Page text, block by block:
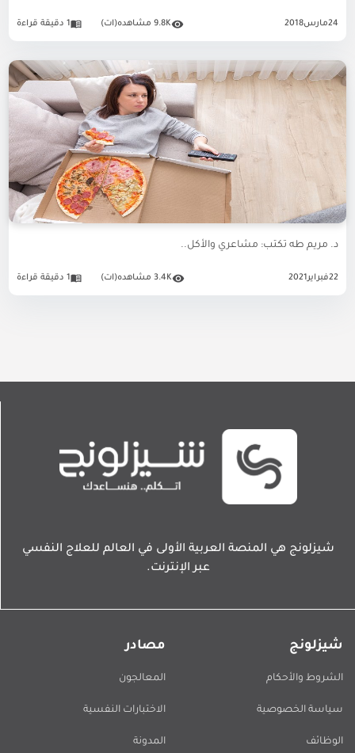
24مارس2018 9.8K مشاهده(ات) 1 دقيقة قراءة
د. مريم طه تكتب: مشاعري والأكل..
22فبراير2021 3.4K مشاهده(ات) 1 دقيقة قراءة
شيزلونج هي المنصة العربية الأولى في العالم للعلاج النفسي
عبر الإنترنت.
شيزلونج
الشروط والأحكام
سياسة الخصوصية
الوظائف
مصادر
المعالجون
الاختبارات النفسية
المدونة